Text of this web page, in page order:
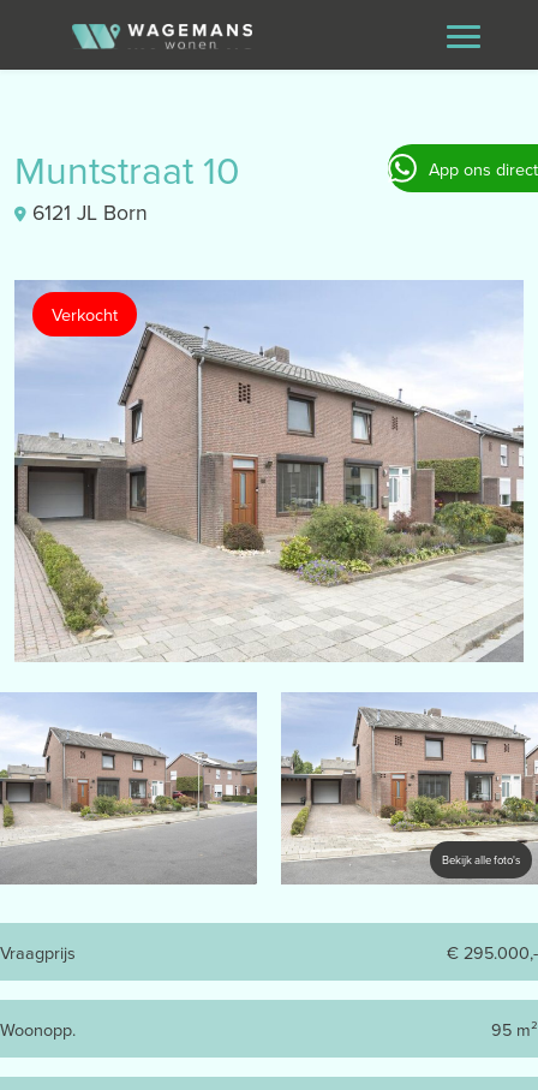
App ons direct
Muntstraat 10
6121 JL Born
Verkocht
Bekijk alle foto's
Vraagprijs € 295.000,-
Woonopp. 95 m²